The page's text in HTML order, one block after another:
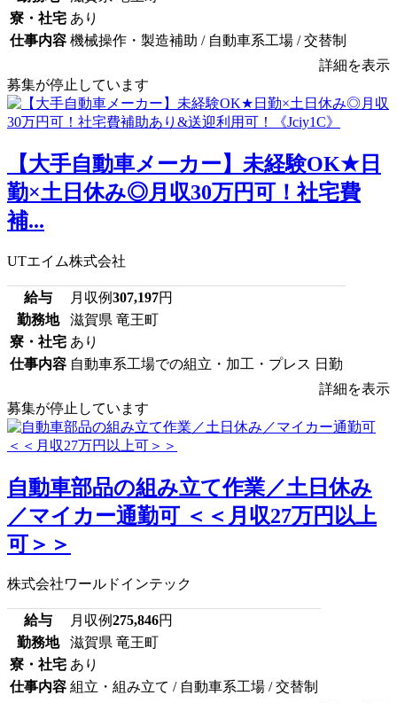
寮・社宅 あり
仕事内容 機械操作・製造補助 / 自動車系工場 / 交替制
詳細を表示
募集が停止しています
【大手自動車メーカー】未経験OK★日
勤×土日休み◎月収30万円可！社宅費
補...
UTエイム株式会社
給与 月収例307,197円
勤務地
滋賀県 竜王町
寮・社宅 あり
仕事内容 自動車系工場での組立・加工・プレス 日勤
詳細を表示
募集が停止しています
自動車部品の組み立て作業／土日休み
／マイカー通勤可 ＜＜月収27万円以上
可＞＞
株式会社ワールドインテック
給与 月収例275,846円
勤務地
滋賀県 竜王町
寮・社宅 あり
仕事内容 組立・組み立て / 自動車系工場 / 交替制